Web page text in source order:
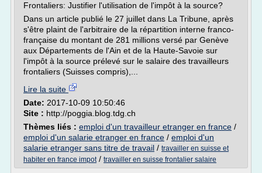
Frontaliers: Justifier l'utilisation de l'impôt à la source?
Dans un article publié le 27 juillet dans La Tribune, après
s'être plaint de l'arbitraire de la répartition interne franco-
française du montant de 281 millions versé par Genève
aux Départements de l'Ain et de la Haute-Savoie sur
l'impôt à la source prélevé sur le salaire des travailleurs
frontaliers (Suisses compris),...
Lire la suite
Date: 2017-10-09 10:50:46
Site : http://poggia.blog.tdg.ch
Thèmes liés : emploi d'un travailleur etranger en france /
emploi d'un salarie etranger en france / emploi d'un
salarie etranger sans titre de travail / travailler en suisse et
habiter en france impot/ travailler en suisse frontalier salaire